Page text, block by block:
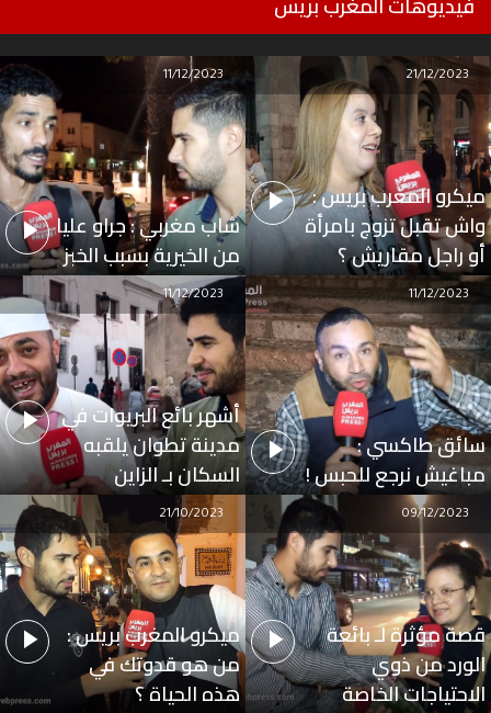
ميكرو المغرب بريس :
واش تقبل تزوج بامرأة
أو راجل مقاريش ؟
21/12/2023
شاب مغربي : جراو عليا
من الخيرية بسبب الخبز
11/12/2023
سائق طاكسي :
مباغيش نرجع للحبس !
11/12/2023
أشهر بائع البريوات في
مدينة تطوان يلقبه
السكان بـ الزاين
11/12/2023
قصة مؤثرة لـ بائعة
الورد من ذوي
الاحتياجات الخاصة
09/12/2023
ميكرو المغرب بريس :
من هو قدوتك في
هذه الحياة ؟
21/10/2023